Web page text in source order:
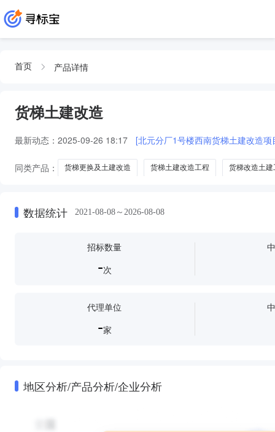
首页 产品详情
货梯土建改造
最新动态： 2025-09-26 18:17 [北元分厂1号楼西南货梯土建改造
同类产品： 货梯更换及土建改造 货梯土建改造工程 货梯改造土建
数据统计 2021-08-08～2026-08-08
招标数量
-次
代理单位
-家
地区分析/产品分析/企业分析